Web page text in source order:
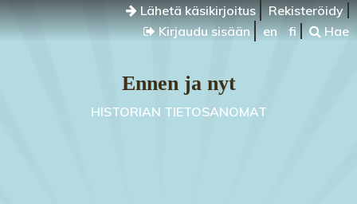
Lähetä käsikirjoitus
Rekisteröidy
Kirjaudu sisään
en fi Hae
Ennen ja nyt
HISTORIAN TIETOSANOMAT